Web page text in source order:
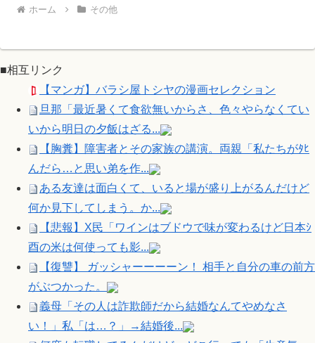
ホーム その他
■相互リンク
【マンガ】バラシ屋トシヤの漫画セレクション
旦那「最近暑くて食欲無いからさ、色々やらなくてい
いから明日の夕飯はざる...
【胸糞】障害者とその家族の講演。両親「私たちがﾀﾋ
んだら…と思い弟を作...
ある友達は面白くて、いると場が盛り上がるんだけど
何か見下してしまう。か...
【悲報】X民「ワインはブドウで味が変わるけど日本ｼ
酉の米は何使っても影...
【復讐】 ガッシャーーーーン！ 相手と自分の車の前方
がぶつかった。
義母「その人は詐欺師だから結婚なんてやめなさ
い！」私「は…？」→結婚後...